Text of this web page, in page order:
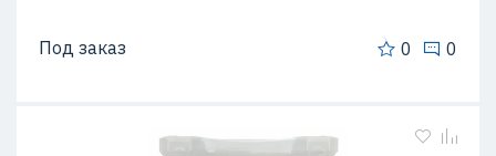
Под заказ 0 0